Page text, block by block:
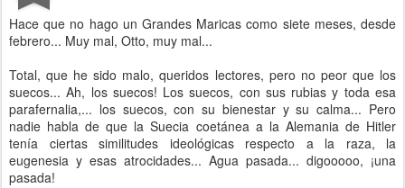
Hace que no hago un Grandes Maricas como siete meses, desde
febrero... Muy mal, Otto, muy mal...
Total, que he sido malo, queridos lectores, pero no peor que los
suecos... Ah, los suecos! Los suecos, con sus rubias y toda esa
parafernalia,... los suecos, con su bienestar y su calma... Pero
nadie habla de que la Suecia coetánea a la Alemania de Hitler
tenía ciertas similitudes ideológicas respecto a la raza, la
eugenesia y esas atrocidades... Agua pasada... digooooo, ¡una
pasada!